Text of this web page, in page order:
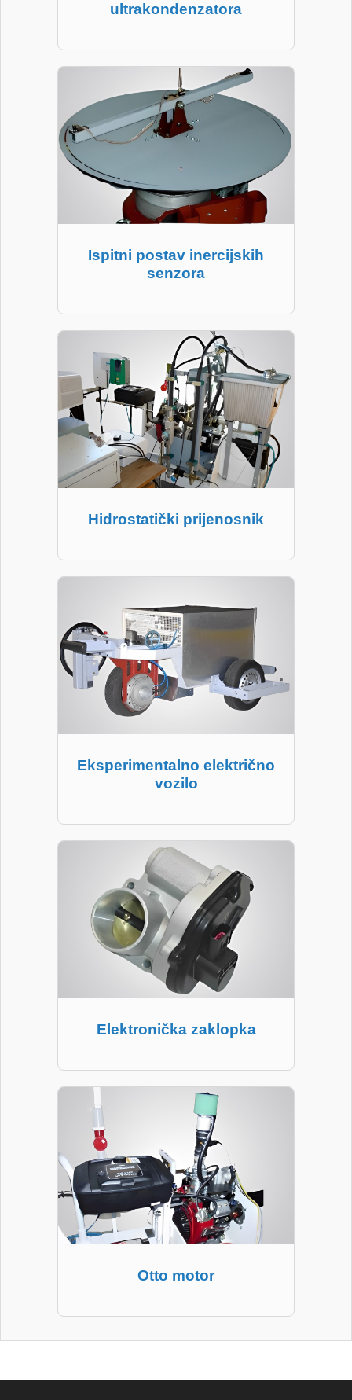
ultrakondenzatora
Ispitni postav inercijskih
senzora
Hidrostatički prijenosnik
Eksperimentalno električno
vozilo
Elektronička zaklopka
Otto motor